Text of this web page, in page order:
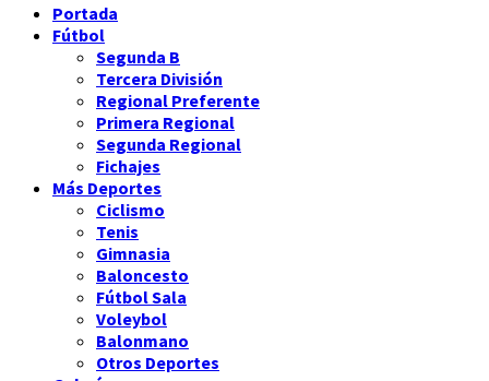
Portada
Fútbol
Segunda B
Tercera División
Regional Preferente
Primera Regional
Segunda Regional
Fichajes
Más Deportes
Ciclismo
Tenis
Gimnasia
Baloncesto
Fútbol Sala
Voleybol
Balonmano
Otros Deportes